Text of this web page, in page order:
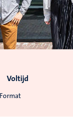
Format
Voltijd